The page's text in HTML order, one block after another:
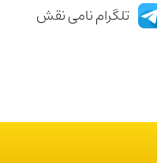
تلگرام نامی نقش